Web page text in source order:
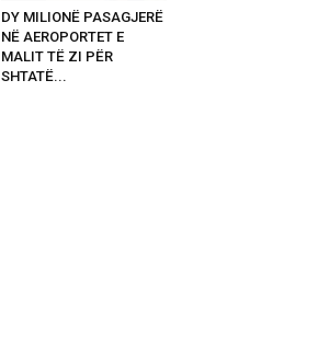
DY MILIONË PASAGJERË
NË AEROPORTET E
MALIT TË ZI PËR
SHTATË...